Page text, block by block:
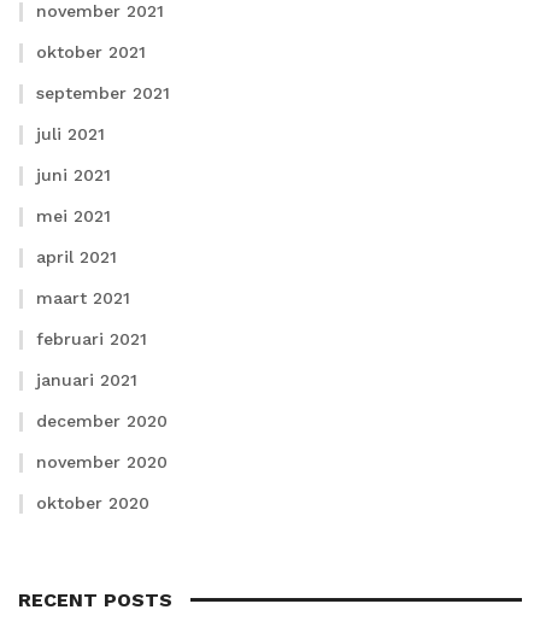
november 2021
oktober 2021
september 2021
juli 2021
juni 2021
mei 2021
april 2021
maart 2021
februari 2021
januari 2021
december 2020
november 2020
oktober 2020
RECENT POSTS